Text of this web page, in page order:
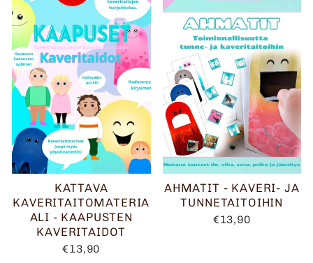
KATTAVA
KAVERITAITOMATERIA
ALI - KAAPUSTEN
KAVERITAIDOT
€13,90
AHMATIT - KAVERI- JA
TUNNETAITOIHIN
€13,90